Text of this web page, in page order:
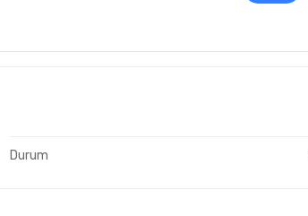
Durum